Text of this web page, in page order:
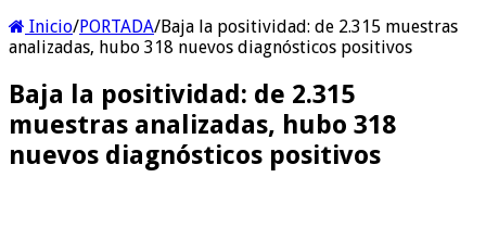
Inicio/PORTADA/Baja la positividad: de 2.315 muestras
analizadas, hubo 318 nuevos diagnósticos positivos
Baja la positividad: de 2.315
muestras analizadas, hubo 318
nuevos diagnósticos positivos